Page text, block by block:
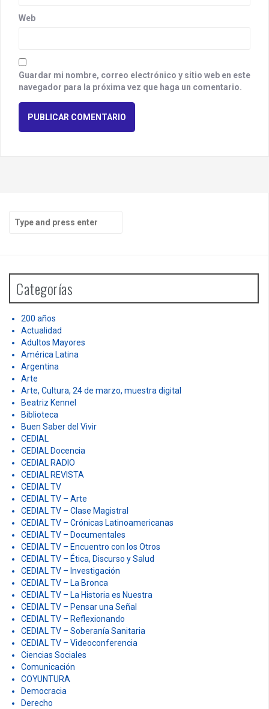
Web
Guardar mi nombre, correo electrónico y sitio web en este
navegador para la próxima vez que haga un comentario.
h
o
Categorías
200 años
Actualidad
Adultos Mayores
América Latina
Argentina
Arte
Arte, Cultura, 24 de marzo, muestra digital
Beatriz Kennel
Biblioteca
Buen Saber del Vivir
CEDIAL
CEDIAL Docencia
CEDIAL RADIO
CEDIAL REVISTA
CEDIAL TV
CEDIAL TV – Arte
CEDIAL TV – Clase Magistral
CEDIAL TV – Crónicas Latinoamericanas
CEDIAL TV – Documentales
CEDIAL TV – Encuentro con los Otros
CEDIAL TV – Ética, Discurso y Salud
CEDIAL TV – Investigación
CEDIAL TV – La Bronca
CEDIAL TV – La Historia es Nuestra
CEDIAL TV – Pensar una Señal
CEDIAL TV – Reflexionando
CEDIAL TV – Soberanía Sanitaria
CEDIAL TV – Videoconferencia
Ciencias Sociales
Comunicación
COYUNTURA
Democracia
Derecho